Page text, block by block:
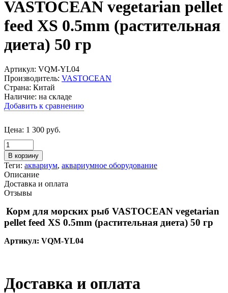
VASTOCEAN vegetarian pellet
feed XS 0.5mm (растительная
диета) 50 гр
Артикул: VQM-YL04
Производитель: VASTOCEAN
Страна: Китай
Наличие: на складе
Добавить к сравнению
Цена: 1 300 руб.
В корзину
Теги: аквариум, аквариумное оборудование
Описание
Доставка и оплата
Отзывы
Корм для морских рыб VASTOCEAN vegetarian
pellet feed XS 0.5mm (растительная диета) 50 гр
Артикул: VQM-YL04
Доставка и оплата